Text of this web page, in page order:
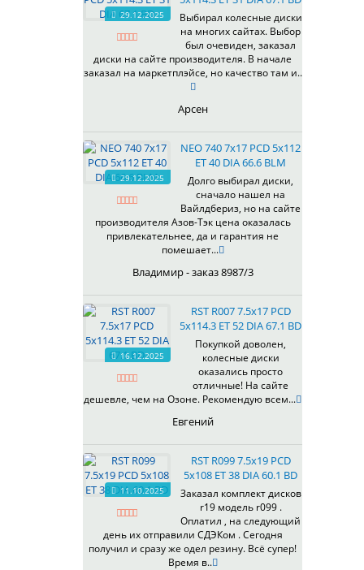
336
337
401
408
410
411
414
417
423
426
428
429
430
433
438
503
505
508
511
66,6
67,1
70,1
72,6
73,1
74,1
75.1
78.1
98
98,1
HS
MG
MGM
OrD
SL
W
WB
WD
29.12.2025
Выбирал колесные диски
на многих сайтах. Выбор
был очевиден, заказал
диски на сайте производителя. В начале
заказал на маркетплэйсе, но качество там и..
Арсен
29.12.2025
NEO 740 7x17 PCD 5x112
ET 40 DIA 66.6 BLM
Долго выбирал диски,
сначало нашел на
Вайлдбериз, но на сайте
производителя Азов-Тэк цена оказалась
привлекательнее, да и гарантия не
помешает...
Владимир - заказ 8987/3
16.12.2025
RST R007 7.5x17 PCD
5x114.3 ET 52 DIA 67.1 BD
Покупкой доволен,
колесные диски
оказались просто
отличные! На сайте
дешевле, чем на Озоне. Рекомендую всем...
Евгений
11.10.2025
RST R099 7.5x19 PCD
5x108 ET 38 DIA 60.1 BD
Заказал комплект дисков
r19 модель r099 .
Оплатил , на следующий
день их отправили СДЭКом . Сегодня
получил и сразу же одел резину. Всё супер!
Время в..